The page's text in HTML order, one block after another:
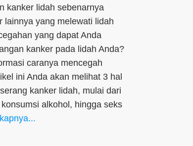
kanker lidah sebenarnya
lainnya yang melewati lidah
yang dapat Anda
kanker pada lidah Anda?
caranya mencegah
ini Anda akan melihat 3 hal
kanker lidah, mulai dari
alkohol, hingga seks